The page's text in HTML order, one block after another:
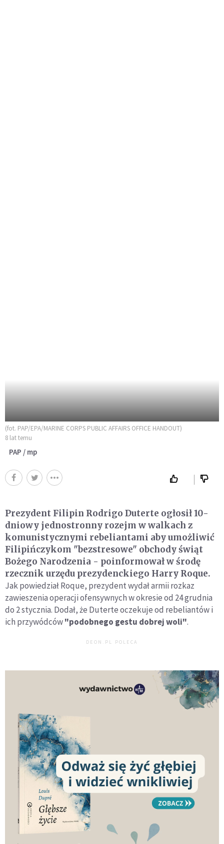
(fot. PAP/EPA/MARINE CORPS PUBLIC AFFAIRS OFFICE HANDOUT)
8 lat temu
PAP / mp
Prezydent Filipin Rodrigo Duterte ogłosił 10-
dniowy jednostronny rozejm w walkach z
komunistycznymi rebeliantami aby umożliwić
Filipińczykom "bezstresowe" obchody świąt
Bożego Narodzenia - poinformował w środę
rzecznik urzędu prezydenckiego Harry Roque.
Jak powiedział Roque, prezydent wydał armii rozkaz
zawieszenia operacji ofensywnych w okresie od 24 grudnia
do 2 stycznia. Dodał, że Duterte oczekuje od rebeliantów i
ich przywódców"podobnego gestu dobrej woli".
DEON.PL POLECA